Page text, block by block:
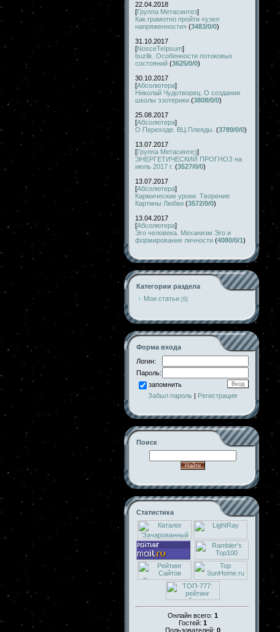
22.04.2018
[Группа Метасинтез]
Как грамотно пройти «узел
напряженности» (3483/0/0)
31.10.2017
[NosceTeIpsum]
buzlik. Особенности потоковых
состояний (3625/0/0)
30.10.2017
[Абсолютера]
Николай Чудотворец. О создании
школы эзотерики (3808/0/0)
25.08.2017
[Абсолютера]
О Переходе. ВЦ Плеяды. (3789/0/0)
13.07.2017
[Группа Метасинтез]
ЭНЕРГЕТИЧЕСКИЙ ПРОГНОЗ на
июль 2017 г. (3527/0/0)
13.07.2017
[Абсолютера]
Кармические уроки. Творение
Картины Любви (3572/0/0)
13.04.2017
[Абсолютера]
Эго человека. Механизм Эго и
формирование личности (4080/0/1)
Категории раздела
Мои статьи [6]
Форма входа
Логин:
Пароль:
запомнить
Забыл пароль | Регистрация
Поиск
Статистика
Онлайн всего: 1
Гостей: 1
Пользователей: 0